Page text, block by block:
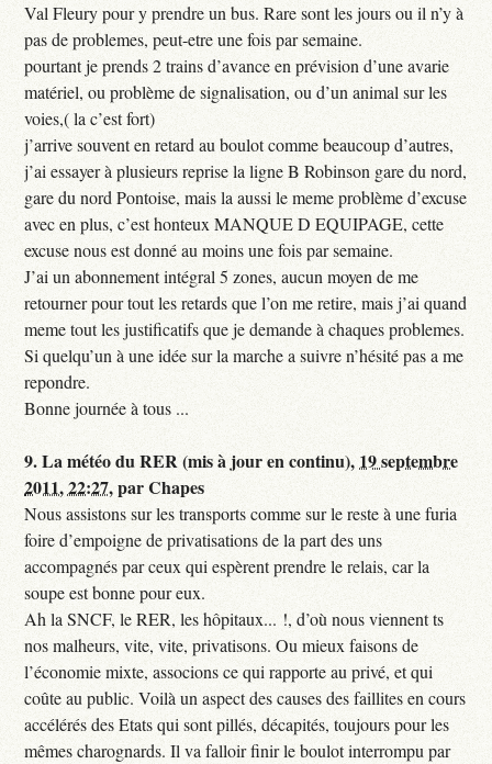
Val Fleury pour y prendre un bus. Rare sont les jours ou il n’y à
pas de problemes, peut-etre une fois par semaine.
pourtant je prends 2 trains d’avance en prévision d’une avarie
matériel, ou problème de signalisation, ou d’un animal sur les
voies,( la c’est fort)
j’arrive souvent en retard au boulot comme beaucoup d’autres,
j’ai essayer à plusieurs reprise la ligne B Robinson gare du nord,
gare du nord Pontoise, mais la aussi le meme problème d’excuse
avec en plus, c’est honteux MANQUE D EQUIPAGE, cette
excuse nous est donné au moins une fois par semaine.
J’ai un abonnement intégral 5 zones, aucun moyen de me
retourner pour tout les retards que l’on me retire, mais j’ai quand
meme tout les justificatifs que je demande à chaques problemes.
Si quelqu’un à une idée sur la marche a suivre n’hésité pas a me
repondre.
Bonne journée à tous ...
9.La météo du RER (mis à jour en continu), 19 septembre
2011, 22:27,parChapes
Nous assistons sur les transports comme sur le reste à une furia
foire d’empoigne de privatisations de la part des uns
accompagnés par ceux qui espèrent prendre le relais, car la
soupe est bonne pour eux.
Ah la SNCF, le RER, les hôpitaux... !, d’où nous viennent ts
nos malheurs, vite, vite, privatisons. Ou mieux faisons de
l’économie mixte, associons ce qui rapporte au privé, et qui
coûte au public. Voilà un aspect des causes des faillites en cours
accélérés des Etats qui sont pillés, décapités, toujours pour les
mêmes charognards. Il va falloir finir le boulot interrompu par